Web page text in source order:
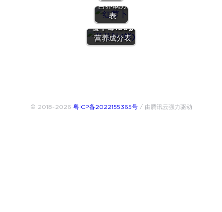
营养成分
表
『芹菜叶
(鲜)』营养价
值 | 每100g
营养成分表
© 2018~2026 粤ICP备2022155365号/ 由腾讯云强力驱动